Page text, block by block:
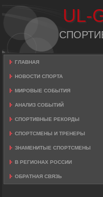
UL-
ГЛАВНАЯ
НОВОСТИ СПОРТА
МИРОВЫЕ СОБЫТИЯ
АНАЛИЗ СОБЫТИЙ
СПОРТИВНЫЕ РЕКОРДЫ
СПОРТСМЕНЫ И ТРЕНЕРЫ
ЗНАМЕНИТЫЕ СПОРТСМЕНЫ
В РЕГИОНАХ РОССИИ
ОБРАТНАЯ СВЯЗЬ